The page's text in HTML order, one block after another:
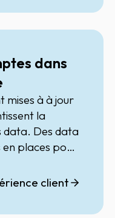
dans
mises à à jour
la
data. Des data
places pour
pour
et le
client